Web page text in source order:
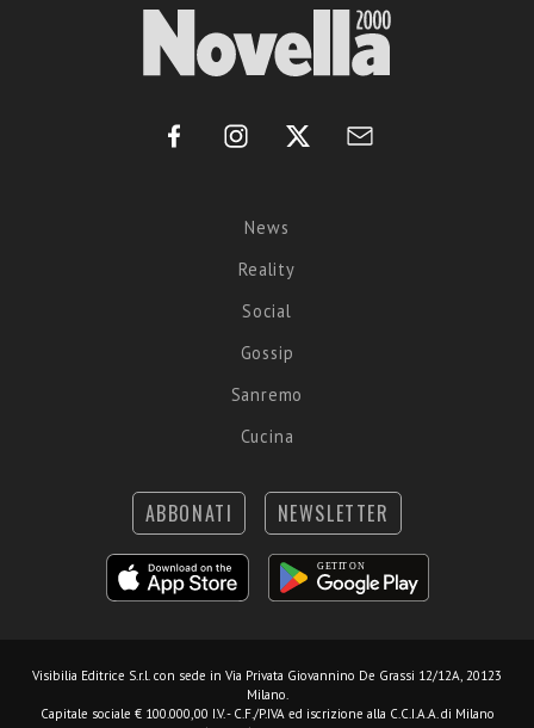
News
Reality
Social
Gossip
Sanremo
Cucina
ABBONATI NEWSLETTER
Visibilia Editrice S.r.l. con sede in Via Privata Giovannino De Grassi 12/12A, 20123
Milano.
Capitale sociale € 100.000,00 I.V. - C.F./P.IVA ed iscrizione alla C.C.I.A.A. di Milano